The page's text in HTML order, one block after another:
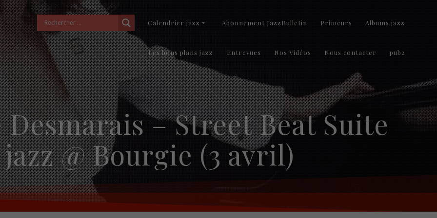
Calendrier jazz Abonnement JazzBulletin Primeurs Albums jazz
Les bons plans jazz Entrevues Nos Vidéos Nous contacter pub2
– Street Beat Suite
jazz @ Bourgie (3 avril)